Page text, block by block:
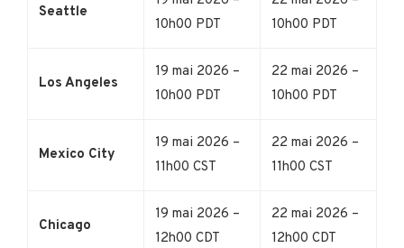
Seattle
10h00 PDT
10h00 PDT
Los Angeles
19 mai 2026 –
10h00 PDT
22 mai 2026 –
10h00 PDT
Mexico City
19 mai 2026 –
11h00 CST
22 mai 2026 –
11h00 CST
Chicago
19 mai 2026 –
12h00 CDT
22 mai 2026 –
12h00 CDT